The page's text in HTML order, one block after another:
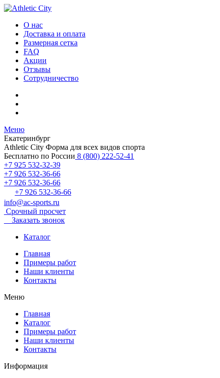
О нас
Доставка и оплата
Размерная сетка
FAQ
Акции
Отзывы
Сотрудничество
Меню
Екатеринбург
Athletic City Форма для всех видов спорта
Бесплатно по России 8 (800) 222-52-41
+7 925 532-32-39
+7 926 532-36-66
+7 926 532-36-66
+7 926 532-36-66
info@ac-sports.ru
Срочный просчет
Заказать звонок
Каталог
Главная
Примеры работ
Наши клиенты
Контакты
Меню
Главная
Каталог
Примеры работ
Наши клиенты
Контакты
Информация